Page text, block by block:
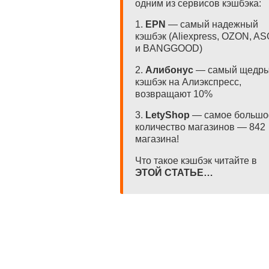
одним из сервисов кэшбэка:
1. EPN — самый надежный
кэшбэк (Aliexpress, OZON,
и BANGGOOD)
2. Алибонус — самый
кэшбэк на Алиэкспресс,
возвращают 10%
3. LetyShop — самое
количество магазинов — 842
магазина!
Что такое кэшбэк читайте в
ЭТОЙ СТАТЬЕ…